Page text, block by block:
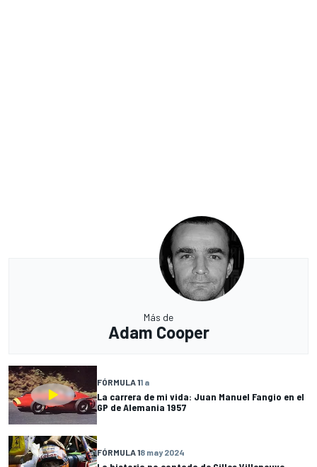
Más de
Adam Cooper
FÓRMULA 11 a
La carrera de mi vida: Juan Manuel Fangio en el
GP de Alemania 1957
FÓRMULA 18 may 2024